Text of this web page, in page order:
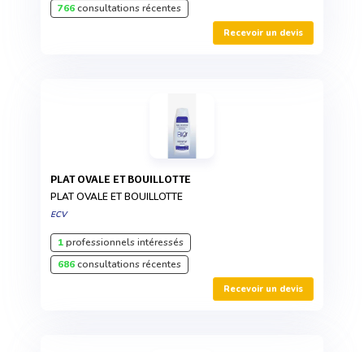
766consultations récentes
Recevoir un devis
PLAT OVALE ET BOUILLOTTE
PLAT OVALE ET BOUILLOTTE
ECV
1professionnels intéressés
686consultations récentes
Recevoir un devis